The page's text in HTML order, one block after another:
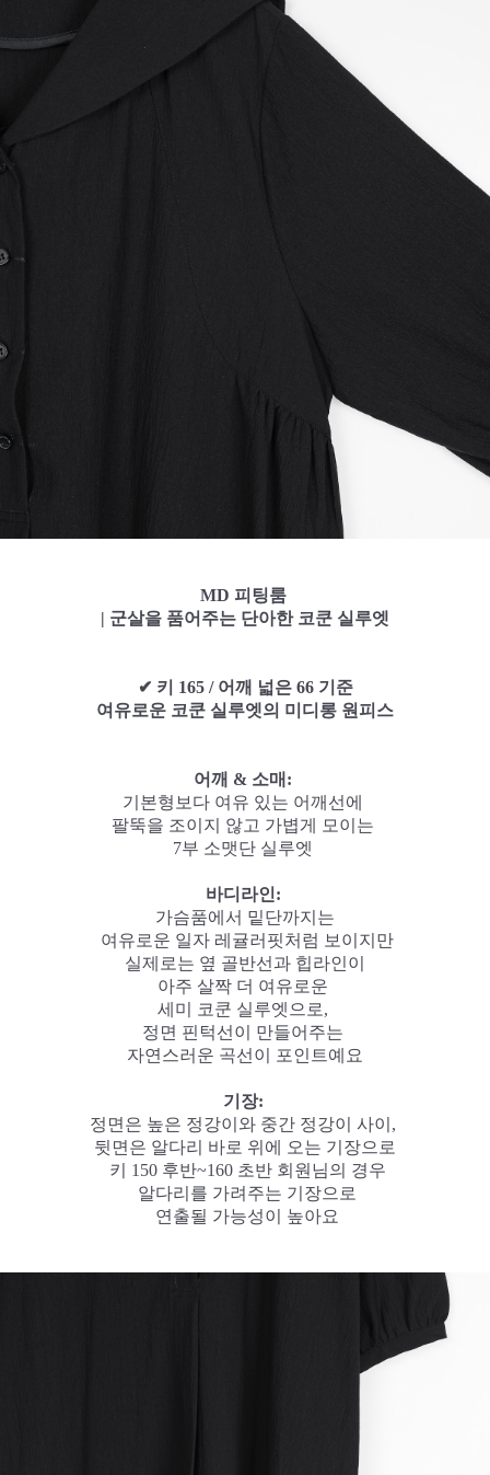
MD 피팅룸
| 군살을 품어주는 단아한 코쿤 실루엣
✔ 키 165 / 어깨 넓은 66 기준
여유로운 코쿤 실루엣의 미디롱 원피스
어깨 & 소매 :
기본형보다 여유 있는 어깨선에
팔뚝을 조이지 않고 가볍게 모이는
7부 소맷단 실루엣
바디라인:
가슴품에서 밑단까지는
여유로운 일자 레귤러핏처럼 보이지만
실제로는 옆 골반선과 힙라인이
아주 살짝 더 여유로운
세미 코쿤 실루엣으로,
정면 핀턱선이 만들어주는
자연스러운 곡선이 포인트예요
기장:
정면은 높은 정강이와 중간 정강이 사이,
뒷면은 알다리 바로 위에 오는 기장으로
키 150 후반~160 초반 회원님의 경우
알다리를 가려주는 기장으로
연출될 가능성이 높아요